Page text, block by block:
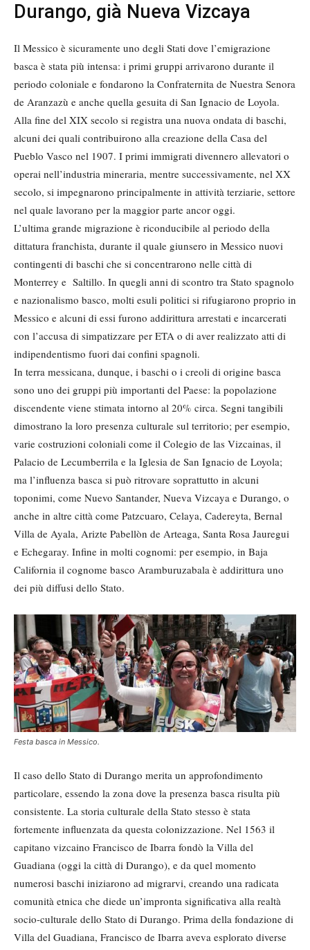
Durango, già Nueva Vizcaya
Il Messico è sicuramente uno degli Stati dove l’emigrazione
basca è stata più intensa: i primi gruppi arrivarono durante il
periodo coloniale e fondarono la Confraternita de Nuestra Senora
de Aranzazù e anche quella gesuita di San Ignacio de Loyola.
Alla fine del XIX secolo si registra una nuova ondata di baschi,
alcuni dei quali contribuirono alla creazione della Casa del
Pueblo Vasco nel 1907. I primi immigrati divennero allevatori o
operai nell’industria mineraria, mentre successivamente, nel XX
secolo, si impegnarono principalmente in attività terziarie, settore
nel quale lavorano per la maggior parte ancor oggi.
L’ultima grande migrazione è riconducibile al periodo della
dittatura franchista, durante il quale giunsero in Messico nuovi
contingenti di baschi che si concentrarono nelle città di
Monterrey e Saltillo. In quegli anni di scontro tra Stato spagnolo
e nazionalismo basco, molti esuli politici si rifugiarono proprio in
Messico e alcuni di essi furono addirittura arrestati e incarcerati
con l’accusa di simpatizzare per ETA o di aver realizzato atti di
indipendentismo fuori dai confini spagnoli.
In terra messicana, dunque, i baschi o i creoli di origine basca
sono uno dei gruppi più importanti del Paese: la popolazione
discendente viene stimata intorno al 20% circa. Segni tangibili
dimostrano la loro presenza culturale sul territorio; per esempio,
varie costruzioni coloniali come il Colegio de las Vizcainas, il
Palacio de Lecumberrila e la Iglesia de San Ignacio de Loyola;
ma l’influenza basca si può ritrovare soprattutto in alcuni
toponimi, come Nuevo Santander, Nueva Vizcaya e Durango, o
anche in altre città come Patzcuaro, Celaya, Cadereyta, Bernal
Villa de Ayala, Arizte Pabellòn de Arteaga, Santa Rosa Jauregui
e Echegaray. Infine in molti cognomi: per esempio, in Baja
California il cognome basco Aramburuzabala è addirittura uno
dei più diffusi dello Stato.
Festa basca in Messico.
Il caso dello Stato di Durango merita un approfondimento
particolare, essendo la zona dove la presenza basca risulta più
consistente. La storia culturale della Stato stesso è stata
fortemente influenzata da questa colonizzazione. Nel 1563 il
capitano vizcaino Francisco de Ibarra fondò la Villa del
Guadiana (oggi la città di Durango), e da quel momento
numerosi baschi iniziarono ad migrarvi, creando una radicata
comunità etnica che diede un’impronta significativa alla realtà
socio-culturale dello Stato di Durango. Prima della fondazione di
Villa del Guadiana, Francisco de Ibarra aveva esplorato diverse